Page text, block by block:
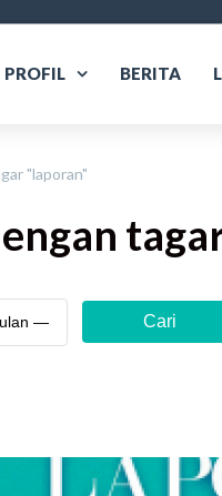
PROFIL BERITA
"laporan"
Cari